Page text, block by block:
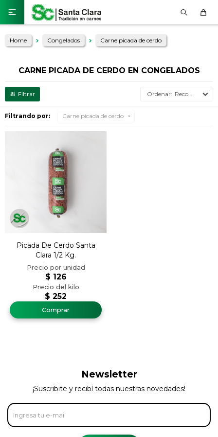

Home Congelados Carne picada de cerdo
CARNE PICADA DE CERDO EN CONGELADOS
Recomendados
Filtrando por: Carne picada de cerdo
Picada De Cerdo Santa
Clara 1/2 Kg.
$ 252
$ 126
Newsletter
¡Suscribite y recibí todas nuestras novedades!